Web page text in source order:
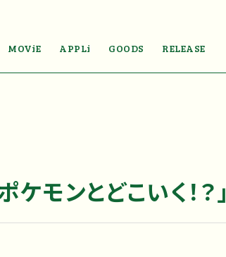
MOViE APPLi GOODS RELEASE
ケモンとどこいく！？」